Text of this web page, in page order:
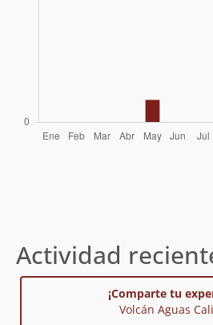
Actividad
¡Comparte tu
Volcán Aguas